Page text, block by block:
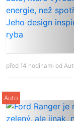
před 14 hodinami od
Auto